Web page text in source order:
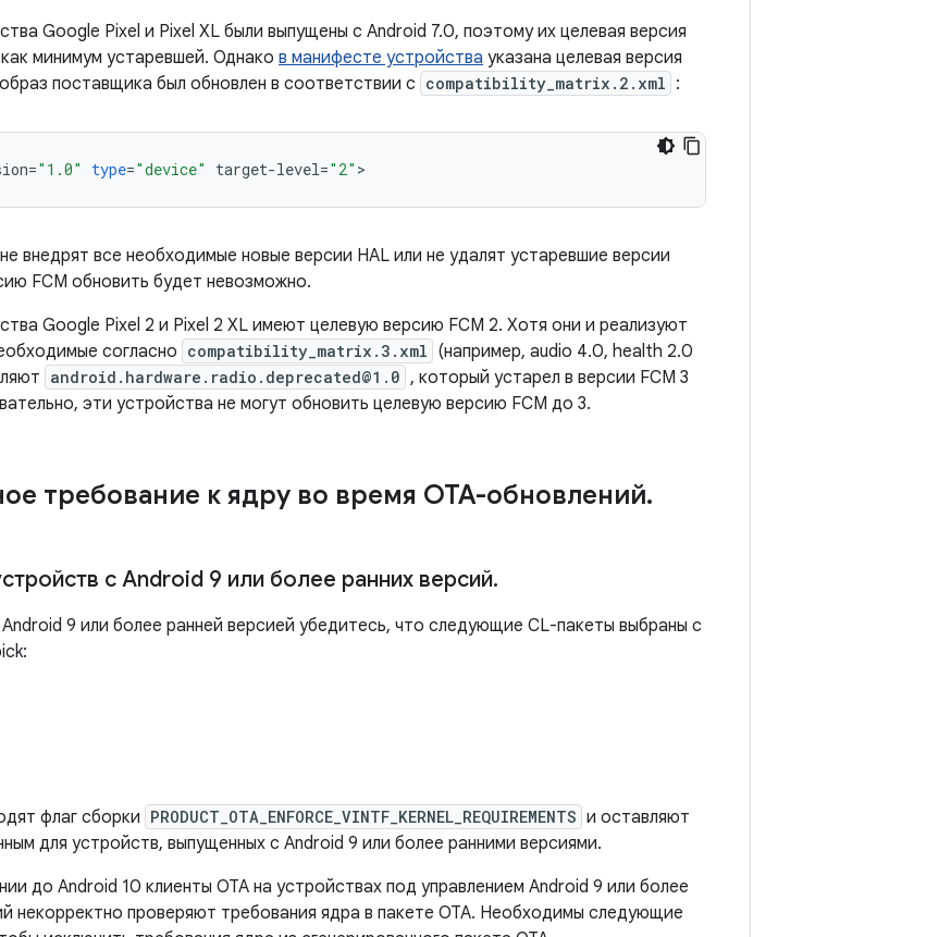
Google Pixel и Pixel XL были выпущены с Android 7.0, поэтому их целевая версия
минимум устаревшей. Однако в манифесте устройства указана целевая версия
поставщика был обновлен в соответствии с compatibility_matrix.2.xml :
="1.0" type="device" target-level="2" >
внедрят все необходимые новые версии HAL или не удалят устаревшие версии
FCM обновить будет невозможно.
Google Pixel 2 и Pixel 2 XL имеют целевую версию FCM 2. Хотя они и реализуют
согласно compatibility_matrix.3.xml (например, audio 4.0, health 2.0
android.hardware.radio.deprecated@1.0 , который устарел в версии FCM 3
эти устройства не могут обновить целевую версию FCM до 3.
требование к ядру во время OTA-обновлений.
с Android 9 или более ранних версий.
9 или более ранней версией убедитесь, что следующие CL-пакеты выбраны с
флаг сборки PRODUCT_OTA_ENFORCE_VINTF_KERNEL_REQUIREMENTS и оставляют
для устройств, выпущенных с Android 9 или более ранними версиями.
до Android 10 клиенты OTA на устройствах под управлением Android 9 или более
некорректно проверяют требования ядра в пакете OTA. Необходимы следующие